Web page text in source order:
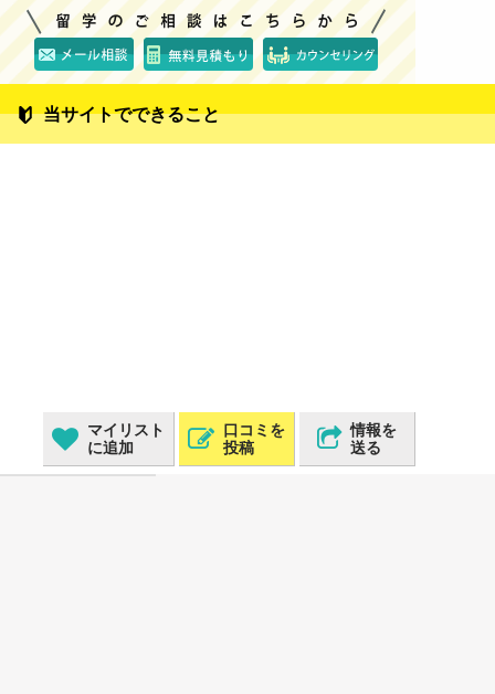
当サイトでできること
マイリスト
に追加
口コミを
投稿
情報を
送る